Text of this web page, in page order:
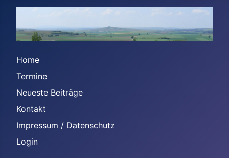
Home
Termine
Neueste Beiträge
Kontakt
Impressum / Datenschutz
Login